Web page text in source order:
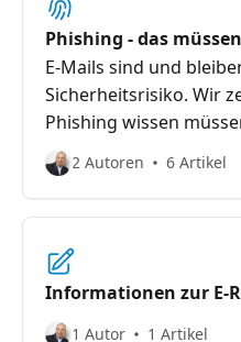
Phishing - das
E-Mails sind und
Sicherheitsrisiko. Wir
Phishing wissen
Falle zu treten.
2 Autoren 6 Artikel
Informationen zur E-
1 Autor 1 Artikel